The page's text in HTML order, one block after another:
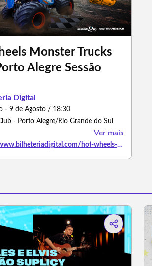
Monster Trucks
Alegre Sessão
Digital
- 9 de Agosto / 18:30
- Porto Alegre/Rio Grande do Sul
Ver mais
https://www.bilheteriadigital.com/hot-wheels-monster-trucks-live-porto-alegre-sessao-18h30-09-de-agosto